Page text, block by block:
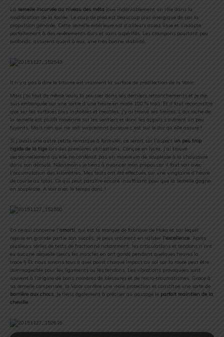
La semelle incurvée au niveau des méta joue indéniablement un rôle dans la
modification de la foulée. Le coup de pied est beaucoup plus énergique de par la
propulsion générée. Cette semelle extérieure est d’ailleurs assez lisse et s’adapte
parfaitement à des revêtements durs et sans aspérités. Les crampons pourtant peu
profonds, assurent quant à eux, une très bonne stabilité.
Il n’y a pas à dire le bitume est vraiment la surface de prédilection de la Valor.
Mais j’ai tout de même voulu la pousser dans ses derniers retranchements et je me
suis embarquée sur une sortie d’une heure en mode 100 % trail. Et il faut reconnaitre
que sur les surfaces plus instables et meubles, j’y ai trouvé ses limites. L’accroche de
la semelle est plutôt moyenne sur les sentiers et donc les appuis s’avèrent un peu
fuyants. Mais rien qui ne soit surprenant puisque c’est sur le dur qu’elle assure !
Si j’avais une autre petite remarque à formuler, ce serait sur l’aspect un peu trop
rigide de la tige lors des premières utilisations. Conçue en lycra, j’ai trouvé
personnellement qu’elle ne conférait pas un maximum de souplesse à la chaussure
dans son déroulé. Néanmoins je tiens à nuancer mon propos car il faut voir avec
l’accumulation des kilomètres. Mes tests ont été effectués sur une vingtaine d’heure
de course au total. Ce qui peut paraître encore insuffisant pour que la semelle gagne
en souplesse. A voir avec le temps donc !
En ce qui concerne l’amorti, qui est la marque de fabrique de Hoka et sur lequel
repose en grande partie son succés, je peux vraiment en valider l’excellence. Après
plusieurs séries de tests de fractionné notamment, les articulations et tendons n’ont
eu aucune séquelle (seuls les muscles en ont gardé pendant quelques heures la
trace !) Et nous savons tous à quel point chaque impact au sol sur la route peut être
dommageable pour les ligaments ou les tendons. Les vibrations provoquées sont
souvent à l’origine de bons nombres de blessures et de micro-traumatismes. Grace à
sa semelle compensée, la Valor confère une vraie protection et constitue une sorte de
barrière aux chocs. Je tiens également à préciser au passage le parfait maintien de la
cheville.